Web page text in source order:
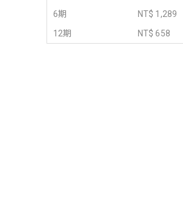
6期
NT$ 1,289
12期
NT$ 658